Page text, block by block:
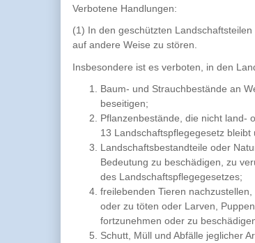
Verbotene Handlungen:
(1) In den geschützten
auf andere Weise zu stören.
Insbesondere ist es verboten, in den
Baum- und Strauchbestände an
beseitigen;
Pflanzenbestände, die nicht land-
13 Landschaftspflegegesetz bleibt
Landschaftsbestandteile oder
Bedeutung zu beschädigen, zu
des Landschaftspflegegesetzes;
freilebenden Tieren
oder zu töten oder Larven,
fortzunehmen oder zu
Schutt, Müll und Abfälle jeglicher